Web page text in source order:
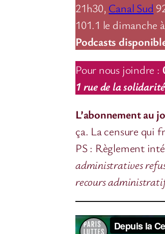
21h30, Canal Sud
101.1 le dimanche
Podcasts
Pour nous joindre :
1 rue de la
L’abonnement au
ça. La censure qui
PS : Règlement
administratives
recours